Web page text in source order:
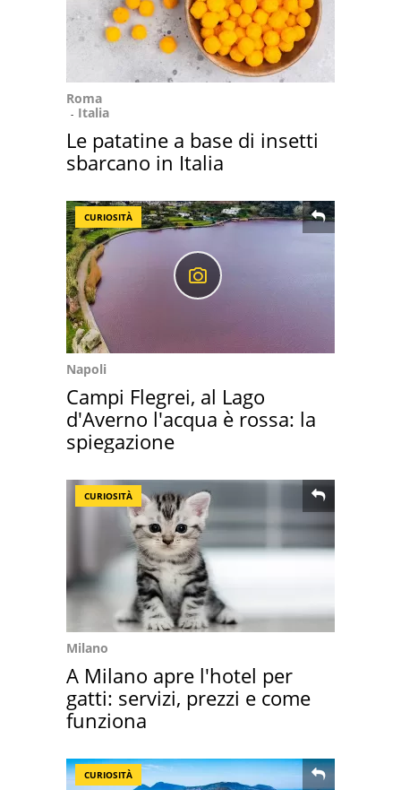
Roma
Italia
Le patatine a base di insetti
sbarcano in Italia
CURIOSITÀ
Napoli
Campi Flegrei, al Lago
d'Averno l'acqua è rossa: la
spiegazione
CURIOSITÀ
Milano
A Milano apre l'hotel per
gatti: servizi, prezzi e come
funziona
CURIOSITÀ